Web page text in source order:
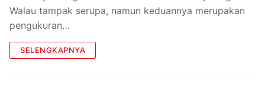
Walau tampak serupa, namun keduannya merupakan
pengukuran…
SELENGKAPNYA